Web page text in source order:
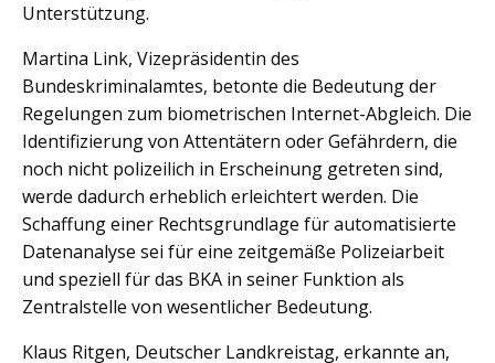
Unterstützung.
Martina Link, Vizepräsidentin des
Bundeskriminalamtes, betonte die Bedeutung der
Regelungen zum biometrischen Internet-Abgleich. Die
Identifizierung von Attentätern oder Gefährdern, die
noch nicht polizeilich in Erscheinung getreten sind,
werde dadurch erheblich erleichtert werden. Die
Schaffung einer Rechtsgrundlage für automatisierte
Datenanalyse sei für eine zeitgemäße Polizeiarbeit
und speziell für das BKA in seiner Funktion als
Zentralstelle von wesentlicher Bedeutung.
Klaus Ritgen, Deutscher Landkreistag, erkannte an,